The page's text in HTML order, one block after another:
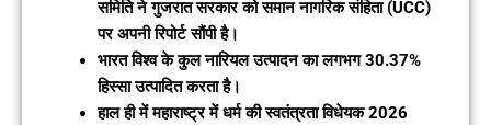
समिति ने गुजरात सरकार को समान नागरिक संहिता (UCC)
पर अपनी रिपोर्ट सौंपी है।
भारत विश्व के कुल नारियल उत्पादन का लगभग 30.37%
हिस्सा उत्पादित करता है।
हाल ही में महाराष्ट्र में धर्म की स्वतंत्रता विधेयक 2026